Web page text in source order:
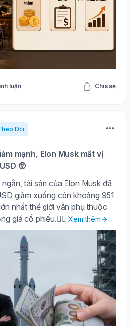
luận Chia sẻ
Dõi
mạnh, Elon Musk mất vị
😲
tài sản của Elon Musk đã
giảm xuống còn khoảng 951
nhất thế giới vẫn phụ thuộc
giá cổ phiếu.🤷‍♀️ Xem thêm